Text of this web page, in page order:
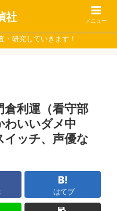
研究していきます！
倉利運（看守部
いいダメ中
ッチ、声優な
はてブ
社 メニュー